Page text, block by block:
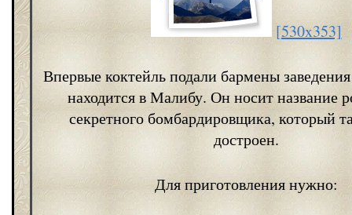
[530x353]
Впервые коктейль подали бармены
находится в Малибу. Он носит название
секретного бомбардировщика, который
достроен.
Для приготовления нужно: